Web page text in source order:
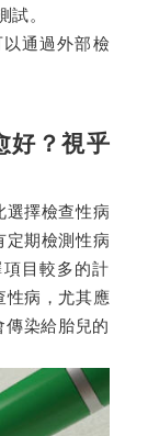
。
以通過外部檢
好？視乎
選擇檢查性病
定期檢測性病
目較多的計
性病，尤其應
染給胎兒的